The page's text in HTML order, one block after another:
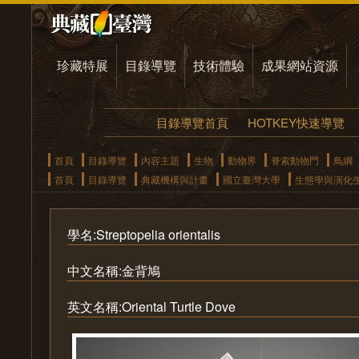
珍藏特展 目錄導覽 技術體驗 成果網站資源
目錄導覽首頁 HOTKEY快速導覽
首頁 目錄導覽 內容主題 生物 動物界 脊索動物門
鳥綱
首頁
目錄導覽 典藏機構與計畫 國立臺灣大學 生態學與演化
學名:Streptopelia orientalis
中文名稱:金背鳩
英文名稱:Oriental Turtle Dove